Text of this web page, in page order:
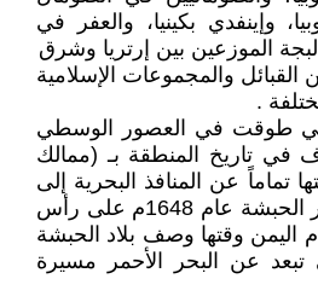
وإينفدي بكينيا، والعفر في
الموزعين بين إرتريا وشرق
والمجموعات الإسلامية
.
طوقت في العصور الوسطي
في تاريخ المنطقة بـ (ممالك
تماماً عن المنافذ البحرية إلى
حد أن (الحيمي) الذي زار الحبشة عام 1648م على رأس
اليمن وقتها وصف بلاد الحبشة
تبعد عن البحر الأحمر مسيرة